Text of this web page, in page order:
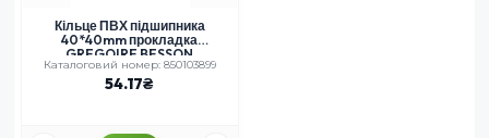
Кільце ПВХ підшипника
40*40mm прокладка
GREGOIRE BESSON
Каталоговий номер: 850103899
54.17